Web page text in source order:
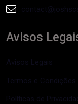
Avisos
Avisos Legais
Termos e Condições
Políticas de